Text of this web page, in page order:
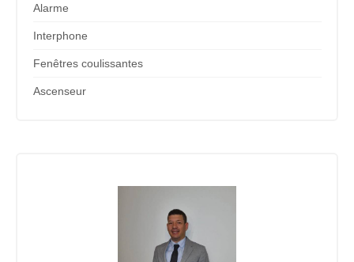
Alarme
Interphone
Fenêtres coulissantes
Ascenseur